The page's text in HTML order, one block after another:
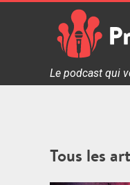
Proxi Jeux - Le
Le podcast qui
Tous les